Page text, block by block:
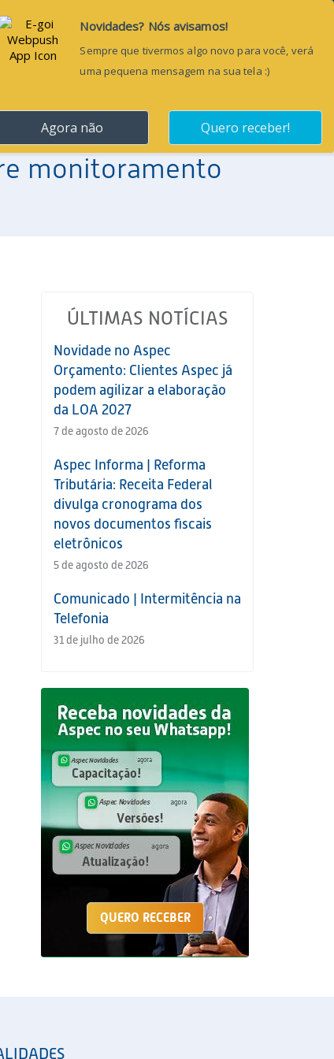
CONTATO Pesquisar...
monitoramento
ÚLTIMAS NOTÍCIAS
Novidade no Aspec
Orçamento: Clientes Aspec já
podem agilizar a elaboração
da LOA 2027
7 de agosto de 2026
Aspec Informa | Reforma
Tributária: Receita Federal
divulga cronograma dos
novos documentos fiscais
eletrônicos
5 de agosto de 2026
Comunicado | Intermitência na
Telefonia
31 de julho de 2026
QUERO RECEBER